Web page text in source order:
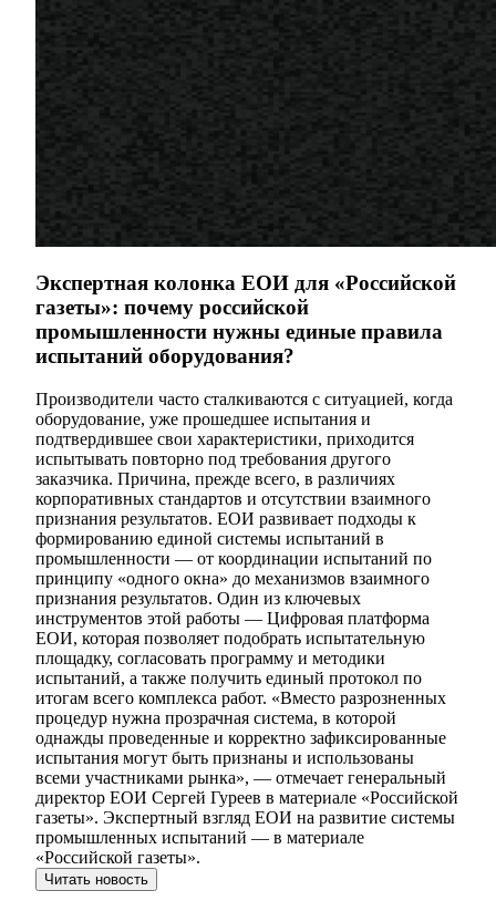
Экспертная колонка ЕОИ для «Российской
газеты»: почему российской
промышленности нужны единые правила
испытаний оборудования?
Производители часто сталкиваются с ситуацией, когда
оборудование, уже прошедшее испытания и
подтвердившее свои характеристики, приходится
испытывать повторно под требования другого
заказчика. Причина, прежде всего, в различиях
корпоративных стандартов и отсутствии взаимного
признания результатов. ЕОИ развивает подходы к
формированию единой системы испытаний в
промышленности — от координации испытаний по
принципу «одного окна» до механизмов взаимного
признания результатов. Один из ключевых
инструментов этой работы — Цифровая платформа
ЕОИ, которая позволяет подобрать испытательную
площадку, согласовать программу и методики
испытаний, а также получить единый протокол по
итогам всего комплекса работ. «Вместо разрозненных
процедур нужна прозрачная система, в которой
однажды проведенные и корректно зафиксированные
испытания могут быть признаны и использованы
всеми участниками рынка», — отмечает генеральный
директор ЕОИ Сергей Гуреев в материале «Российской
газеты». Экспертный взгляд ЕОИ на развитие системы
промышленных испытаний — в материале
«Российской газеты».
Читать новость